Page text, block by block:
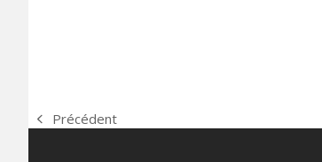
previous
Précédent